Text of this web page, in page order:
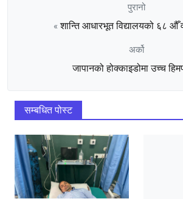
पुरानो
«शान्ति आधारभूत विद्यालयको ६८ औँ
अर्को
जापानको होक्काइडोमा उच्च
सम्बधित पोस्ट